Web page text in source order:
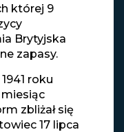
której 9
Brytyjska
zapasy.
roku
miesiąc
zbliżał się
17 lipca